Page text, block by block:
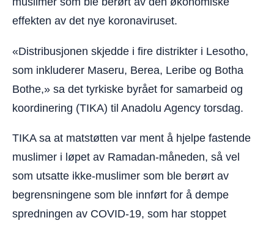
effekten av det nye koronaviruset.
«Distribusjonen skjedde i fire distrikter i Lesotho,
som inkluderer Maseru, Berea, Leribe og Botha
Bothe,» sa det tyrkiske byrået for samarbeid og
koordinering (TIKA) til Anadolu Agency torsdag.
TIKA sa at matstøtten var ment å hjelpe fastende
muslimer i løpet av Ramadan-måneden, så vel
som utsatte ikke-muslimer som ble berørt av
begrensningene som ble innført for å dempe
spredningen av COVID-19, som har stoppet